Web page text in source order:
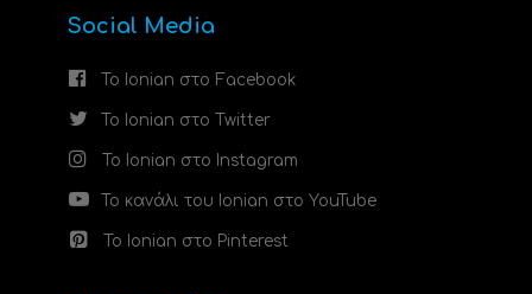
Social Media
Το Ionian στο Facebook
Το Ionian στο Twitter
Το Ionian στο Instagram
Το κανάλι του Ionian στο YouTube
Το Ionian στο Pinterest